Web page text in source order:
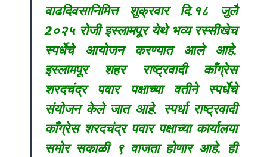
वाढदिवसानिमित्त शुक्रवार दि.१८ जुलै
2०२५ रोजी इस्लामपूर येथे भव्य रस्सीखेच
स्पर्धेचे आयोजन करण्यात आले आहे.
इस्लामपूर शहर राष्ट्रवादी काँग्रेस
शरदचंद्र पवार पक्षाच्या वतीने स्पर्धेचे
संयोजन केले जात आहे. स्पर्धा राष्ट्रवादी
काँग्रेस शरदचंद्र पवार पक्षाच्या कार्यालया
समोर सकाळी ९ वाजता होणार आहे. ही